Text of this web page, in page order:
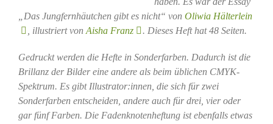
„Das Jungfernhäutchen gibt es nicht“ von Oliwia Hälterlein
, illustriert vonAisha Franz . Dieses Heft hat 48 Seiten.
Gedruckt werden die Hefte in Sonderfarben. Dadurch ist die
Brillanz der Bilder eine andere als beim üblichen CMYK-
Spektrum. Es gibt Illustrator:innen, die sich für zwei
Sonderfarben entscheiden, andere auch für drei, vier oder
gar fünf Farben. Die Fadenknotenheftung ist ebenfalls etwas